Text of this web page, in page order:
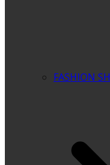
FASHION